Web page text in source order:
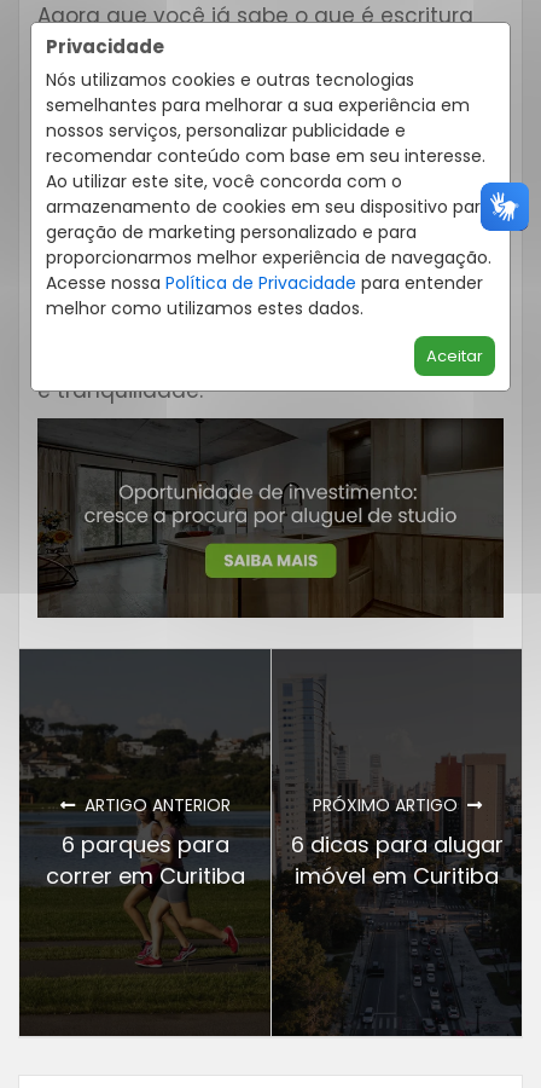
Privacidade
Nós utilizamos cookies e outras tecnologias
semelhantes para melhorar a sua experiência em
nossos serviços, personalizar publicidade e
recomendar conteúdo com base em seu interesse.
Ao utilizar este site, você concorda com o
armazenamento de cookies em seu dispositivo para
geração de marketing personalizado e para
proporcionarmos melhor experiência de navegação.
Acesse nossa Política de Privacidade para entender
melhor como utilizamos estes dados.
Aceitar
Agora que você já sabe o que é escritura
de imóvel, como consegui-la e quanto
custa escritura de imóvel, fica claro o
quanto esse processo é essencial para
garantir a legalidade da compra. É um
passo fundamental para quem quer
investir com segurança em um novo lar ou
patrimônio.
Se você está buscando um imóvel em
Curitiba e região, conte com a
para acompanhar você em todas as
etapas da negociação, com transparência
e tranquilidade.
ARTIGO ANTERIOR
6 parques para
correr em Curitiba
PRÓXIMO ARTIGO
6 dicas para alugar
imóvel em Curitiba